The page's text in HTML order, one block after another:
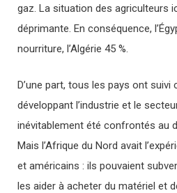
gaz. La situation des agriculteurs
déprimante. En conséquence,
nourriture, l’Algérie 45 %.
D’une part, tous les pays ont suivi
développant l’industrie et le
inévitablement été confrontés au
Mais l’Afrique du Nord avait
et américains : ils pouvaient
les aider à acheter du matériel et